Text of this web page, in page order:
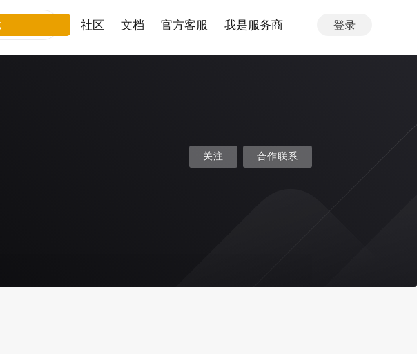
社区 文档 官方客服 我是服务商 登录
关注 合作联系